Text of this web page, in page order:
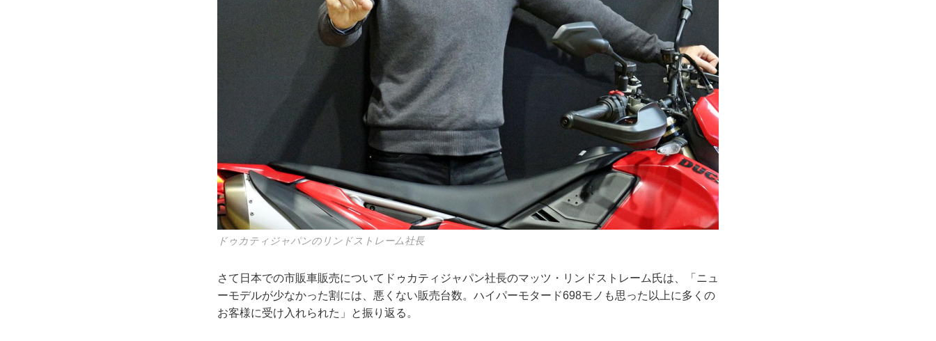
ドゥカティジャパンのリンドストレーム社長
さて日本での市販車販売についてドゥカティジャパン社長のマッツ・リンドストレーム氏は、「ニュ
ーモデルが少なかった割には、悪くない販売台数。ハイパーモタード698モノも思った以上に多くの
お客様に受け入れられた」と振り返る。